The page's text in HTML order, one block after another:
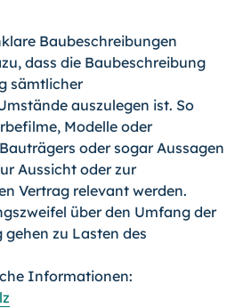
Baubeschreibungen
dass die Baubeschreibung
sämtlicher
auszulegen ist. So
Modelle oder
oder sogar Aussagen
Aussicht oder zur
Vertrag relevant werden.
über den Umfang der
zu Lasten des
Informationen: